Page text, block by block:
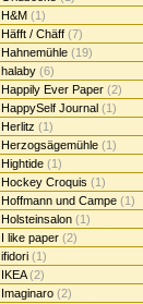
H&M (1)
Häfft / Chäff (7)
Hahnemühle (19)
halaby (6)
Happily Ever Paper (2)
HappySelf Journal (1)
Herlitz (1)
Herzogsägemühle (1)
Hightide (1)
Hockey Croquis (1)
Hoffmann und Campe (1)
Holsteinsalon (1)
I like paper (2)
ifidori (1)
IKEA(2)
Imaginaro (2)